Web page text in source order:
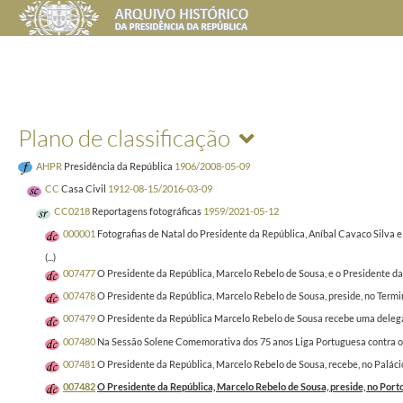
Plano de classificação
AHPR Presidência da República 1906/2008-05-09
CC Casa Civil 1912-08-15/2016-03-09
CC0218 Reportagens fotográficas 1959/2021-05-12
000001 Fotografias de Natal do Presidente da República, Aníbal Cavaco Silva
(...)
007477O Presidente da República, Marcelo Rebelo de Sousa, e o Presidente
007478O Presidente da República, Marcelo Rebelo de Sousa, preside, no
007479O Presidente da República Marcelo Rebelo de Sousa recebe uma
007480 Na Sessão Solene Comemorativa dos 75 anos Liga Portuguesa
007481 O Presidente da República, Marcelo Rebelo de Sousa, recebe, no
007482O Presidente da República, Marcelo Rebelo de Sousa, preside, no